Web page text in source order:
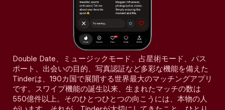
Double Date、ミュージックモード、占星術モード、パス
ポート、出会いの目的、写真認証など多彩な機能を備えた
Tinderは、190カ国で展開する世界最大のマッチングアプリ
です。スワイプ機能の誕生以来、生まれたマッチの数は
550億件以上。そのひとつひとつの向こうには、本物の人